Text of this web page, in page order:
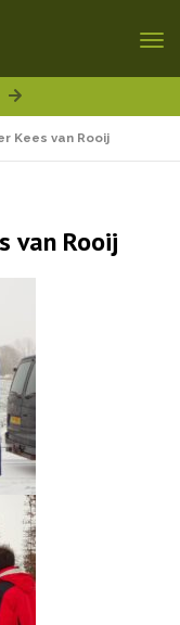
Kees van Rooij
van Rooij